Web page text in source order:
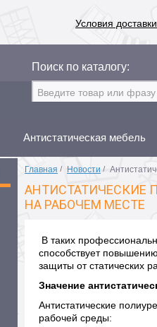
Условия доставки
Поиск по каталогу:
Антистатическая мебель
Главная / Новости /
АНТИСТАТИЧЕСКИЕ
НА РАБОЧЕМ МЕСТЕ
В таких
способствует
защиты от статических
Значение
Антистатические
рабочей среды: